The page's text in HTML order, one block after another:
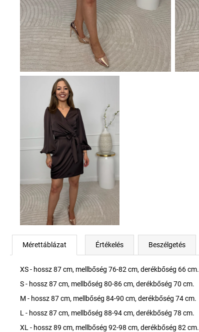
Mérettáblázat Értékelés Beszélgetés
XS - hossz 87 cm, mellbőség 76-82 cm, derékbőség 66 cm.
S - hossz 87 cm, mellbőség 80-86 cm, derékbőség 70 cm.
M - hossz 87 cm, mellbőség 84-90 cm, derékbőség 74 cm.
L - hossz 87 cm, mellbőség 88-94 cm, derékbőség 78 cm.
XL - hossz 89 cm, mellbőség 92-98 cm, derékbőség 82 cm.